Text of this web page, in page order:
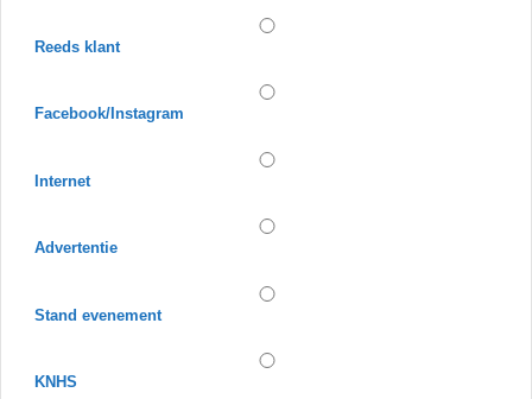
Reeds klant
Facebook/Instagram
Internet
Advertentie
Stand evenement
KNHS